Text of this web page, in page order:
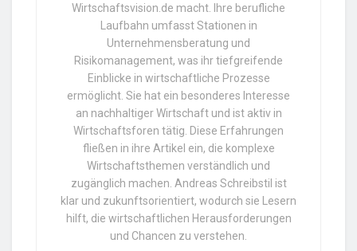
Wirtschaftsvision.de macht. Ihre berufliche
Laufbahn umfasst Stationen in
Unternehmensberatung und
Risikomanagement, was ihr tiefgreifende
Einblicke in wirtschaftliche Prozesse
ermöglicht. Sie hat ein besonderes Interesse
an nachhaltiger Wirtschaft und ist aktiv in
Wirtschaftsforen tätig. Diese Erfahrungen
fließen in ihre Artikel ein, die komplexe
Wirtschaftsthemen verständlich und
zugänglich machen. Andreas Schreibstil ist
klar und zukunftsorientiert, wodurch sie Lesern
hilft, die wirtschaftlichen Herausforderungen
und Chancen zu verstehen.